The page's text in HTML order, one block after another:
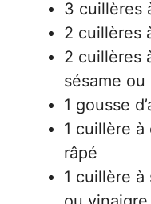
3 cuillères
2 cuillères
2 cuillères
sésame
1 gousse
1 cuillère
râpé
1 cuillère